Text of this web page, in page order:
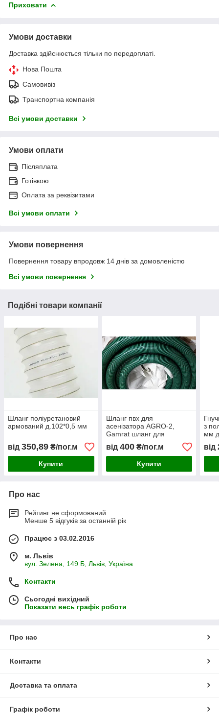
Приховати
Умови доставки
Доставка здійснюється тільки по передоплаті.
Нова Пошта
Самовивіз
Транспортна компанія
Всі умови доставки
Умови оплати
Післяплата
Готівкою
Оплата за реквізитами
Всі умови оплати
Умови повернення
Повернення товару впродовж 14 днів за домовленістю
Всі умови повернення
Подібні товари компанії
Шланг поліуретановий
армований д.102*0,5 мм
від 350,89 ₴/пог.м
Купити
Шланг пвх для
асенізатора AGRO-2,
Gamrat шланг для
фекального насоса від д
50, 63, 75,80 до 100 мм
від 400₴/пог.м
Купити
з
мм
від
Про нас
Рейтинг не сформований
Менше 5 відгуків за останній рік
Працює з 03.02.2016
м. Львів
вул. Зелена, 149 Б, Львів, Україна
Контакти
Сьогодні вихідний
Показати весь графік роботи
Про нас
Контакти
Доставка та оплата
Графік роботи